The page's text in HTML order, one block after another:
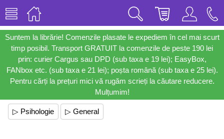
Suntem la librărie! Comenzile plasate le expediem în cel mai scurt
timp posibil. Transport GRATUIT la comenzile de peste 190 lei
prin: curier Cargus sau DPD (sub taxa e 19 lei); EasyBox,
FANbox etc. (sub taxa e 21 lei); poșta română (sub taxa e 25 lei).
Pentru cărți la prețuri mici vă rugăm scrieți la căutare reducere.
Mulțumim!
▷ Psihologie ▷ General